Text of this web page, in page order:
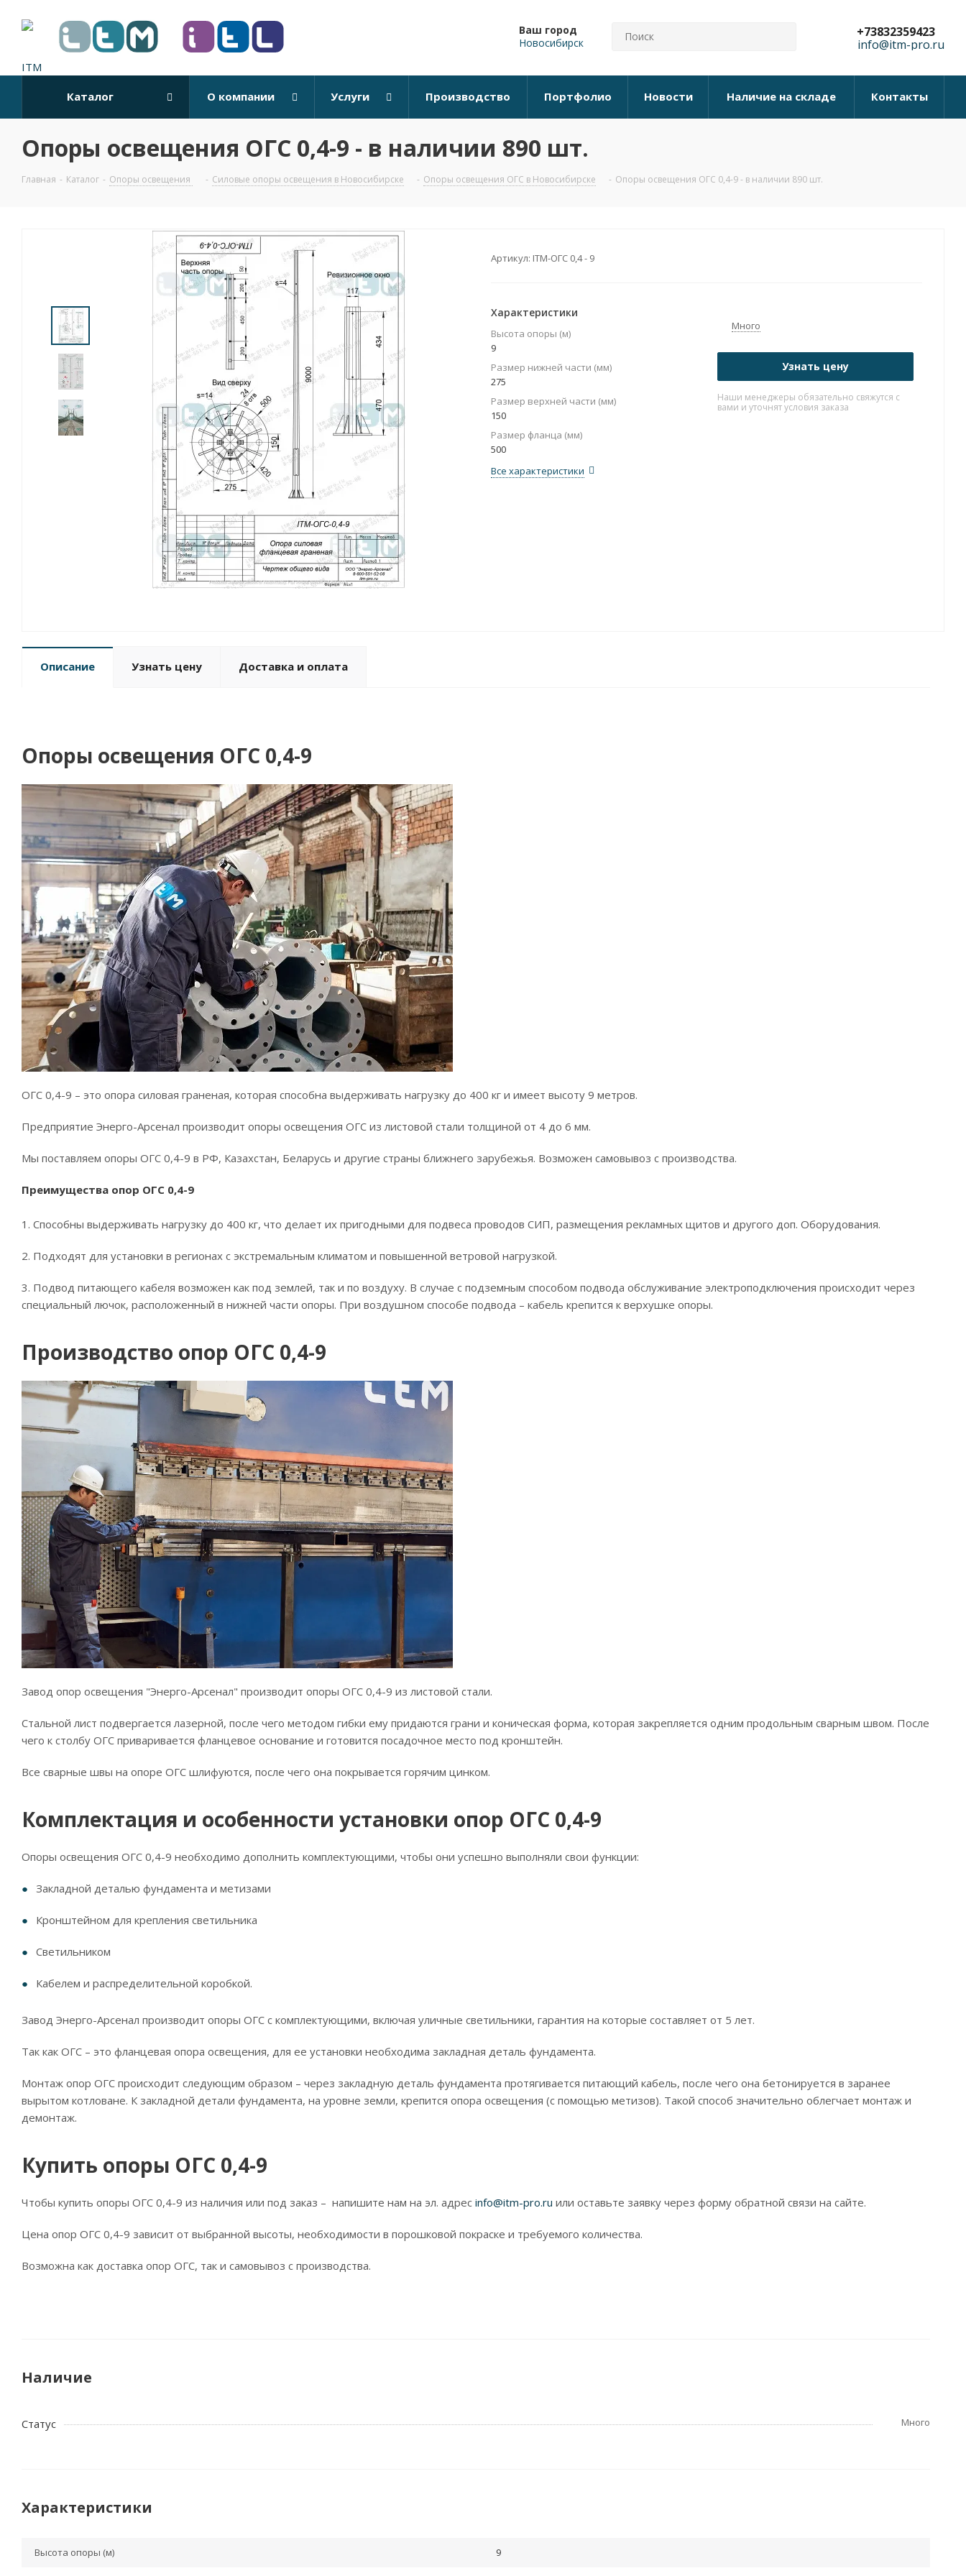
Ваш город
Новосибирск
+73832359423
info@itm-pro.ru
Каталог О компании Услуги Производство Портфолио Новости Наличие на складе Контакты
Опоры освещения ОГС 0,4-9 - в наличии 890 шт.
Главная - Каталог - Опоры освещения - Силовые опоры освещения в Новосибирске - Опоры освещения ОГС в Новосибирске - Опоры освещения ОГС 0,4-9 - в наличии 890 шт.
Артикул: ITM-ОГС 0,4 - 9
Характеристики
Высота опоры (м)
9
Размер нижней части (мм)
275
Размер верхней части (мм)
150
Размер фланца (мм)
500
Все характеристики
Много
Узнать цену
Наши менеджеры обязательно свяжутся с
вами и уточнят условия заказа
Описание Узнать цену Доставка и оплата
Опоры освещения ОГС 0,4-9
ОГС 0,4-9 – это опора силовая граненая, которая способна выдерживать нагрузку до 400 кг и имеет высоту 9 метров.
Предприятие Энерго-Арсенал производит опоры освещения ОГС из листовой стали толщиной от 4 до 6 мм.
Мы поставляем опоры ОГС 0,4-9 в РФ, Казахстан, Беларусь и другие страны ближнего зарубежья. Возможен самовывоз с производства.
Преимущества опор ОГС 0,4-9
1. Способны выдерживать нагрузку до 400 кг, что делает их пригодными для подвеса проводов СИП, размещения рекламных щитов и другого доп. Оборудования.
2. Подходят для установки в регионах с экстремальным климатом и повышенной ветровой нагрузкой.
3. Подвод питающего кабеля возможен как под землей, так и по воздуху. В случае с подземным способом подвода обслуживание электроподключения происходит через
специальный лючок, расположенный в нижней части опоры. При воздушном способе подвода – кабель крепится к верхушке опоры.
Производство опор ОГС 0,4-9
Завод опор освещения "Энерго-Арсенал" производит опоры ОГС 0,4-9 из листовой стали.
Стальной лист подвергается лазерной, после чего методом гибки ему придаются грани и коническая форма, которая закрепляется одним продольным сварным швом. После
чего к столбу ОГС приваривается фланцевое основание и готовится посадочное место под кронштейн.
Все сварные швы на опоре ОГС шлифуются, после чего она покрывается горячим цинком.
Комплектация и особенности установки опор ОГС 0,4-9
Опоры освещения ОГС 0,4-9 необходимо дополнить комплектующими, чтобы они успешно выполняли свои функции:
Закладной деталью фундамента и метизами
Кронштейном для крепления светильника
Светильником
Кабелем и распределительной коробкой.
Завод Энерго-Арсенал производит опоры ОГС с комплектующими, включая уличные светильники, гарантия на которые составляет от 5 лет.
Так как ОГС – это фланцевая опора освещения, для ее установки необходима закладная деталь фундамента.
Монтаж опор ОГС происходит следующим образом – через закладную деталь фундамента протягивается питающий кабель, после чего она бетонируется в заранее
вырытом котловане. К закладной детали фундамента, на уровне земли, крепится опора освещения (с помощью метизов). Такой способ значительно облегчает монтаж и
демонтаж.
Купить опоры ОГС 0,4-9
Чтобы купить опоры ОГС 0,4-9 из наличия или под заказ – напишите нам на эл. адрес info@itm-pro.ru или оставьте заявку через форму обратной связи на сайте.
Цена опор ОГС 0,4-9 зависит от выбранной высоты, необходимости в порошковой покраске и требуемого количества.
Возможна как доставка опор ОГС, так и самовывоз с производства.
Наличие
Статус Много
Характеристики
Высота опоры (м) 9